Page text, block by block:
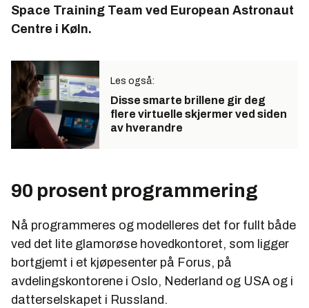
Space Training Team ved European Astronaut
Centre i Køln.
Les også:
Disse smarte brillene gir deg
flere virtuelle skjermer ved siden
av hverandre
90 prosent programmering
Nå programmeres og modelleres det for fullt både
ved det lite glamorøse hovedkontoret, som ligger
bortgjemt i et kjøpesenter på Forus, på
avdelingskontorene i Oslo, Nederland og USA og i
datterselskapet i Russland.